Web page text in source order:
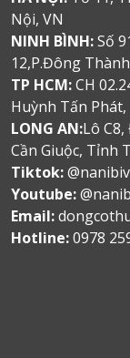
Nội, VN
NINH BÌNH:Số
12,P.Đông
TP HCM:CH
Huỳnh Tấn Phát,
LONG AN:Lô
Cần Giuộc, Tỉnh
Tiktok:
Youtube:
Email:
Hotline:0978